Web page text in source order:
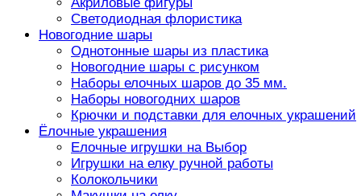
Светодиодная флористика
Новогодние шары
Однотонные шары из пластика
Новогодние шары с рисунком
Наборы елочных шаров до 35 мм.
Наборы новогодних шаров
Крючки и подставки для елочных украшений
Ёлочные украшения
Елочные игрушки на Выбор
Игрушки на елку ручной работы
Колокольчики